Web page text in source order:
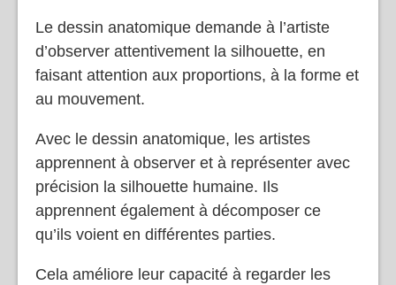
Le dessin anatomique demande à l’artiste
d’observer attentivement la silhouette, en
faisant attention aux proportions, à la forme et
au mouvement.
Avec le dessin anatomique, les artistes
apprennent à observer et à représenter avec
précision la silhouette humaine. Ils
apprennent également à décomposer ce
qu’ils voient en différentes parties.
Cela améliore leur capacité à regarder les